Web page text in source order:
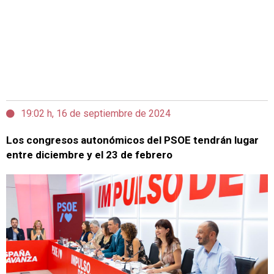
19:02 h, 16 de septiembre de 2024
Los congresos autonómicos del PSOE tendrán lugar
entre diciembre y el 23 de febrero